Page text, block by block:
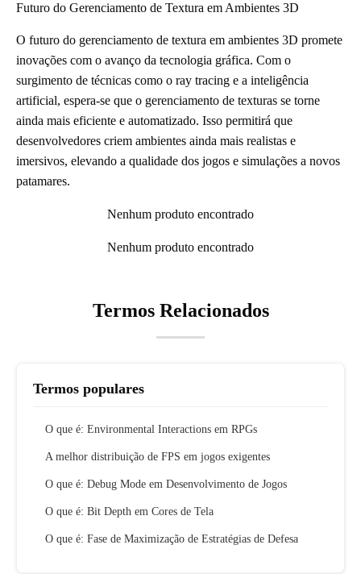
Futuro do Gerenciamento de Textura em Ambientes 3D
O futuro do gerenciamento de textura em ambientes 3D promete
inovações com o avanço da tecnologia gráfica. Com o
surgimento de técnicas como o ray tracing e a inteligência
artificial, espera-se que o gerenciamento de texturas se torne
ainda mais eficiente e automatizado. Isso permitirá que
desenvolvedores criem ambientes ainda mais realistas e
imersivos, elevando a qualidade dos jogos e simulações a novos
patamares.
Nenhum produto encontrado
Nenhum produto encontrado
Termos Relacionados
Termos populares
O que é: Environmental Interactions em RPGs
A melhor distribuição de FPS em jogos exigentes
O que é: Debug Mode em Desenvolvimento de Jogos
O que é: Bit Depth em Cores de Tela
O que é: Fase de Maximização de Estratégias de Defesa